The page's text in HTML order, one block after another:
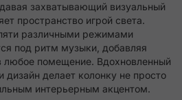
захватывающий визуальный
пространство игрой света.
различными режимами
под ритм музыки, добавляя
помещение. Вдохновленный
делает колонку не просто
интерьерным акцентом.